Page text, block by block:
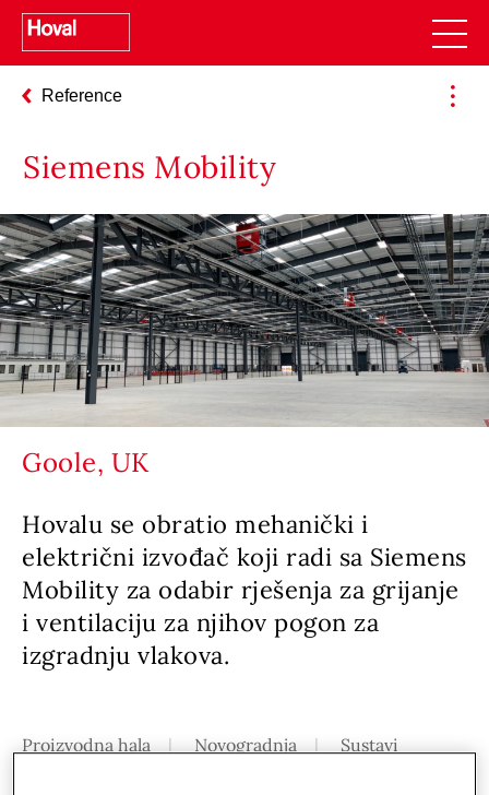
Reference
Siemens Mobility
Goole, UK
Hovalu se obratio mehanički i
električni izvođač koji radi sa Siemens
Mobility za odabir rješenja za grijanje
i ventilaciju za njihov pogon za
izgradnju vlakova.
Proizvodna hala Novogradnja
Sustavi